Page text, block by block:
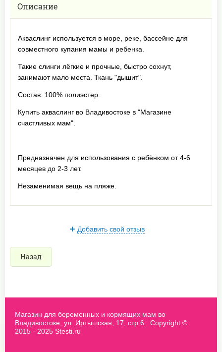
Описание
Акваслинг используется в море, реке, бассейне для
совместного купания мамы и ребенка.
Такие слинги лёгкие и прочные, быстро сохнут,
занимают мало места. Ткань "дышит".
Состав: 100% полиэстер.
Купить акваслинг во Владивостоке в "Магазине
счастливых мам".
Предназначен для использования с ребёнком от 4-6
месяцев до 2-3 лет.
Незаменимая вещь на пляже.
Добавить свой отзыв
Назад
Магазин для беременных и кормящих мам во
Владивостоке, ул. Иртышская, 17, стр.6. Copyright ©
2015 - 2025 Stesti.ru